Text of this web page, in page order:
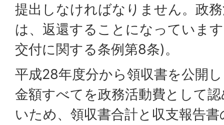
提出しなければなりません。政
は、返還することになっていま
交付に関する条例第8条)。
平成28年度分から領収書を公開
金額すべてを政務活動費として
いため、領収書合計と収支報告